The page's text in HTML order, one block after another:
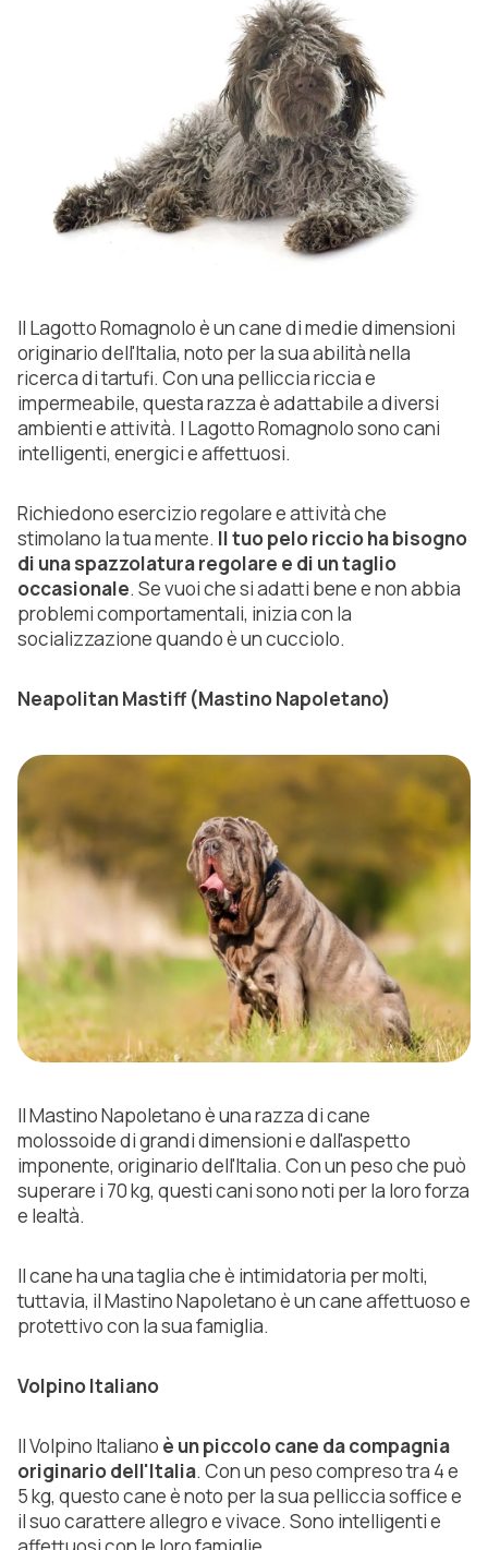
Il Lagotto Romagnolo è un cane di medie dimensioni
originario dell'Italia, noto per la sua abilità nella
ricerca di tartufi. Con una pelliccia riccia e
impermeabile, questa razza è adattabile a diversi
ambienti e attività. I Lagotto Romagnolo sono cani
intelligenti, energici e affettuosi.
Richiedono esercizio regolare e attività che
stimolano la tua mente. Il tuo pelo riccio ha bisogno
di una spazzolatura regolare e di un taglio
occasionale. Se vuoi che si adatti bene e non abbia
problemi comportamentali, inizia con la
socializzazione quando è un cucciolo.
Neapolitan Mastiff (Mastino Napoletano)
Il Mastino Napoletano è una razza di cane
molossoide di grandi dimensioni e dall'aspetto
imponente, originario dell'Italia. Con un peso che può
superare i 70 kg, questi cani sono noti per la loro forza
e lealtà.
Il cane ha una taglia che è intimidatoria per molti,
tuttavia, il Mastino Napoletano è un cane affettuoso e
protettivo con la sua famiglia.
Volpino Italiano
Il Volpino Italiano è un piccolo cane da compagnia
originario dell'Italia. Con un peso compreso tra 4 e
5 kg, questo cane è noto per la sua pelliccia soffice e
il suo carattere allegro e vivace. Sono intelligenti e